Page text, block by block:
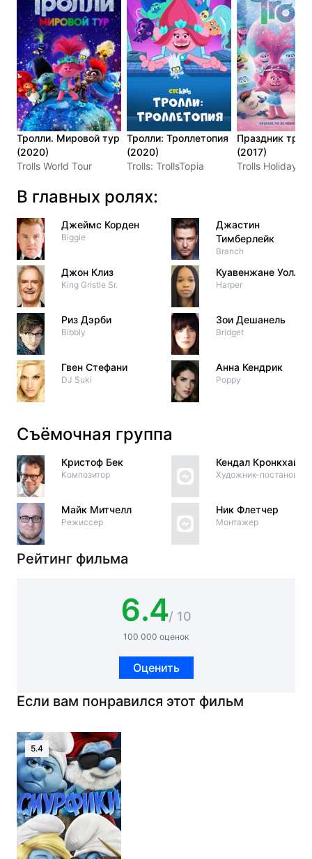
Тролли. Мировой тур
(2020)
Trolls World Tour
Тролли: Троллетопия
(2020)
Trolls: TrollsTopia
Праздник
(2017)
Trolls Holiday
В главных ролях:
Джеймс Корден
Biggie
Джон Клиз
King Gristle Sr.
Риз Дэрби
Bibbly
Гвен Стефани
DJ Suki
Джастин
Тимберлейк
Branch
Куавенжане Уоллис
Harper
Зои Дешанель
Bridget
Анна Кендрик
Poppy
Съёмочная группа
Кристоф Бек
Композитор
Майк Митчелл
Режиссер
Кендал Кронкхайт
Художник-
Ник Флетчер
Монтажер
Рейтинг фильма
6.4/ 10
100 000 оценок
Оценить
Если вам понравился этот фильм
5.4